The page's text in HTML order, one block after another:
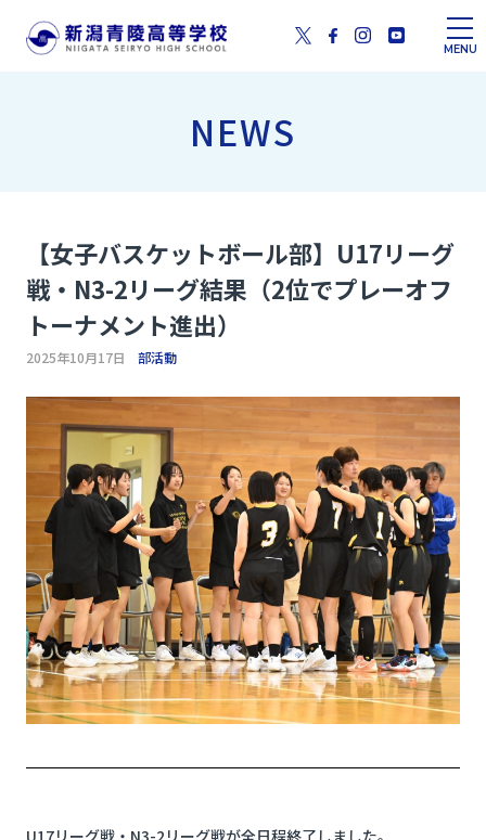
MENU
NEWS
【女子バスケットボール部】U17リーグ
戦・N3-2リーグ結果（2位でプレーオフ
トーナメント進出）
2025年10月17日 部活動
U17リーグ戦・N3-2リーグ戦が全日程終了しました。